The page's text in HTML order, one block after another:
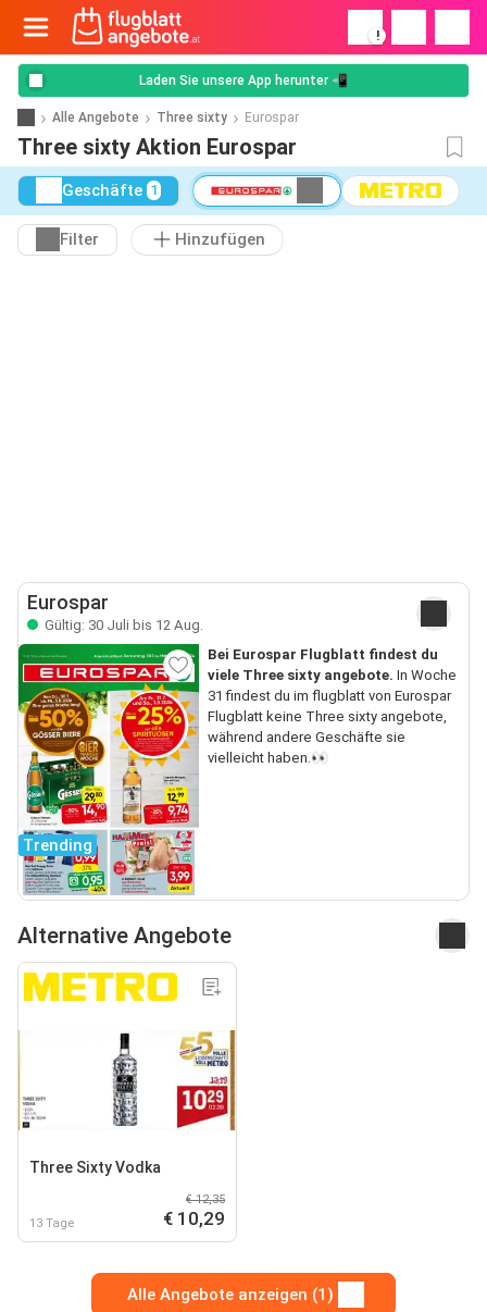
!
Laden Sie unsere App herunter 📲
Alle Angebote Three sixty Eurospar
Three sixty Aktion Eurospar
Geschäfte 1
Filter Hinzufügen
Eurospar
Gültig: 30 Juli bis 12 Aug.
Trending
Bei Eurospar Flugblatt findest du
viele Three sixty angebote. In Woche
31 findest du im flugblatt von Eurospar
Flugblatt keine Three sixty angebote,
während andere Geschäfte sie
vielleicht haben.👀
Alternative Angebote
Three Sixty Vodka
13 Tage
€ 12,35
€ 10,29
Alle Angebote anzeigen (1)